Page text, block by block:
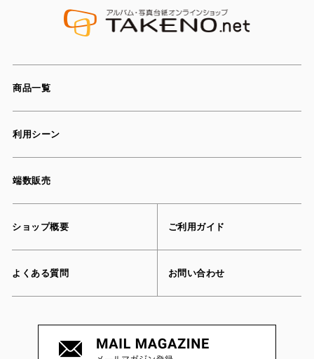
商品一覧
利用シーン
端数販売
ショップ概要 ご利用ガイド
よくある質問 お問い合わせ